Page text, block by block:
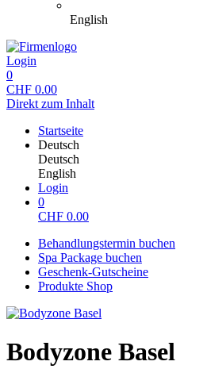
English
Login
0
CHF 0.00
Direkt zum Inhalt
Startseite
Deutsch
Deutsch
English
Login
0
CHF 0.00
Behandlungstermin buchen
Spa Package buchen
Geschenk-Gutscheine
Produkte Shop
Bodyzone Basel